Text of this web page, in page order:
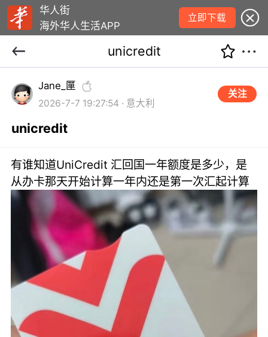
华人街
海外华人生活APP
立即下载
unicredit
Jane_匰
2026-7-7 19:27:54 · 意大利
关注
unicredit
有谁知道UniCredit 汇回国一年额度是多少，是
从办卡那天开始计算一年内还是第一次汇起计算